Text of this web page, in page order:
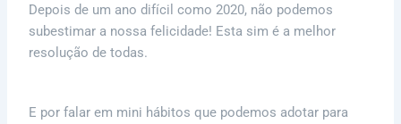
Depois de um ano difícil como 2020, não podemos
subestimar a nossa felicidade! Esta sim é a melhor
resolução de todas.
E por falar em mini hábitos que podemos adotar para